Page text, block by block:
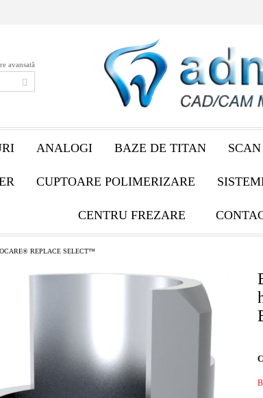
avansată
ANALOGI BAZE DE TITAN
CUPTOARE POLIMERIZARE
CENTRU FREZARE
REPLACE SELECT™